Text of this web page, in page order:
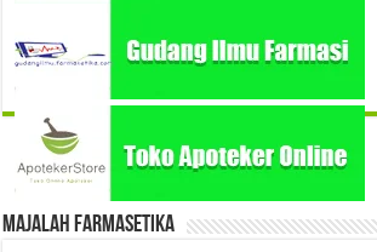
Majalah Farmasetika